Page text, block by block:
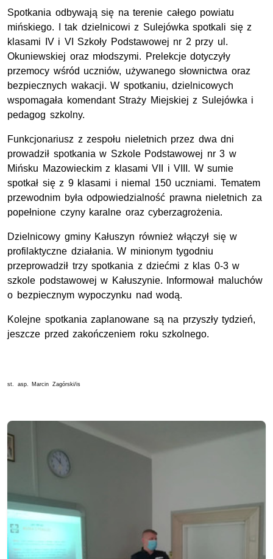
Spotkania odbywają się na terenie całego powiatu
mińskiego. I tak dzielnicowi z Sulejówka spotkali się z
klasami IV i VI Szkoły Podstawowej nr 2 przy ul.
Okuniewskiej oraz młodszymi. Prelekcje dotyczyły
przemocy wśród uczniów, używanego słownictwa oraz
bezpiecznych wakacji. W spotkaniu, dzielnicowych
wspomagała komendant Straży Miejskiej z Sulejówka i
pedagog szkolny.
Funkcjonariusz z zespołu nieletnich przez dwa dni
prowadził spotkania w Szkole Podstawowej nr 3 w
Mińsku Mazowieckim z klasami VII i VIII. W sumie
spotkał się z 9 klasami i niemal 150 uczniami. Tematem
przewodnim była odpowiedzialność prawna nieletnich za
popełnione czyny karalne oraz cyberzagrożenia.
Dzielnicowy gminy Kałuszyn również włączył się w
profilaktyczne działania. W minionym tygodniu
przeprowadził trzy spotkania z dziećmi z klas 0-3 w
szkole podstawowej w Kałuszynie. Informował maluchów
o bezpiecznym wypoczynku nad wodą.
Kolejne spotkania zaplanowane są na przyszły tydzień,
jeszcze przed zakończeniem roku szkolnego.
st. asp. Marcin Zagórski/is